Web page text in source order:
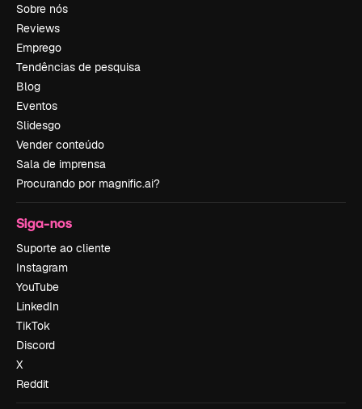
Sobre nós
Reviews
Emprego
Tendências de pesquisa
Blog
Eventos
Slidesgo
Vender conteúdo
Sala de imprensa
Procurando por magnific.ai?
Siga-nos
Suporte ao cliente
Instagram
YouTube
LinkedIn
TikTok
Discord
X
Reddit